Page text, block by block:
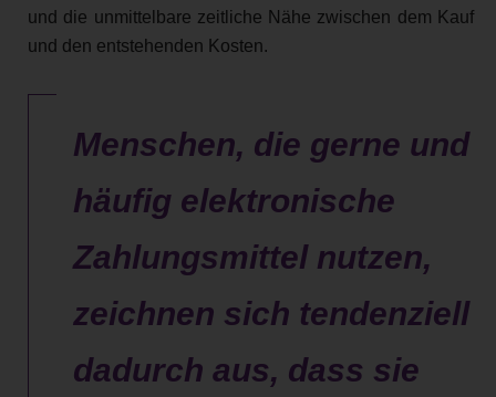
und die unmittelbare zeitliche Nähe zwischen dem Kauf
und den entstehenden Kosten.
Menschen, die gerne und
häufig elektronische
Zahlungsmittel nutzen,
zeichnen sich tendenziell
dadurch aus, dass sie